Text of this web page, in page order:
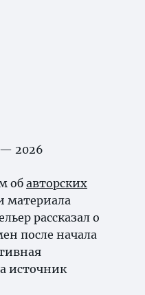
— 2026
об авторских
материала
рассказал о
после начала
источник